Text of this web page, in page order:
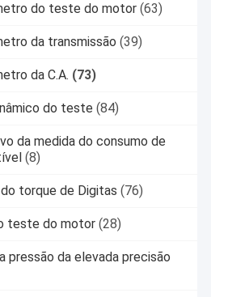
do teste do motor (63)
da transmissão (39)
da C.A. (73)
do teste (84)
da medida do consumo de
(8)
torque de Digitas (76)
teste do motor (28)
pressão da elevada precisão